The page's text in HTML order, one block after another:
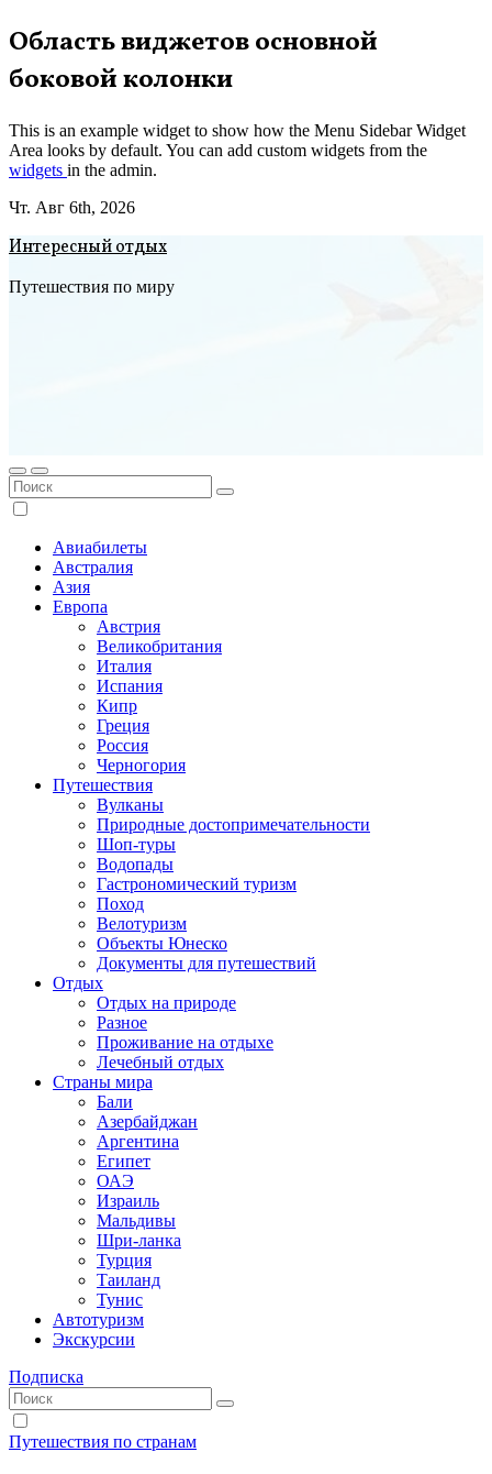
Перейти
к
содержимому
Область виджетов основной
боковой колонки
This is an example widget to show how the Menu Sidebar Widget
Area looks by default. You can add custom widgets from the
widgets in the admin.
Чт. Авг 6th, 2026
Интересный отдых
Путешествия по миру
Авиабилеты
Австралия
Азия
Европа
Австрия
Великобритания
Италия
Испания
Кипр
Греция
Россия
Черногория
Путешествия
Вулканы
Природные достопримечательности
Шоп-туры
Водопады
Гастрономический туризм
Поход
Велотуризм
Объекты Юнеско
Документы для путешествий
Отдых
Отдых на природе
Разное
Проживание на отдыхе
Лечебный отдых
Страны мира
Бали
Азербайджан
Аргентина
Египет
ОАЭ
Израиль
Мальдивы
Шри-ланка
Турция
Таиланд
Тунис
Автотуризм
Экскурсии
Подписка
Путешествия по странам